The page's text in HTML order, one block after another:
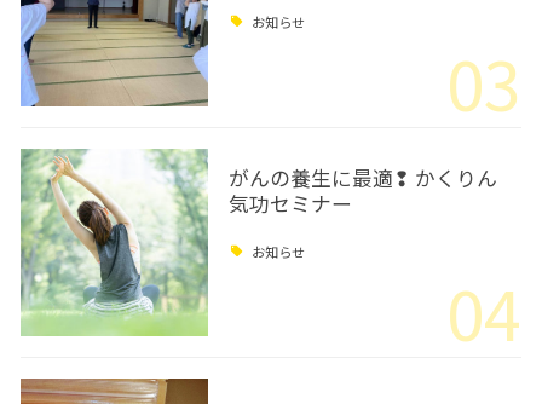
お知らせ
03
がんの養生に最適❢ かくりん
気功セミナー
お知らせ
04